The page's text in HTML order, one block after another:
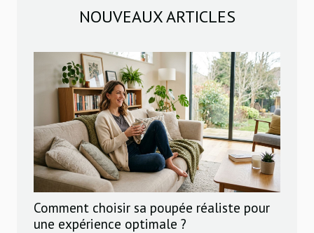
NOUVEAUX ARTICLES
Comment choisir sa poupée réaliste pour
une expérience optimale ?